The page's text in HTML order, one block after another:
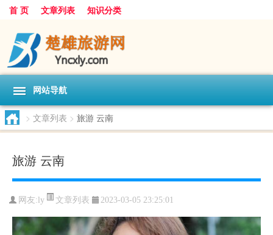
首 页 文章列表 知识分类
网站导航
> 文章列表 > 旅游 云南
旅游 云南
网友: ly 文章列表 2023-03-05 23:25:01